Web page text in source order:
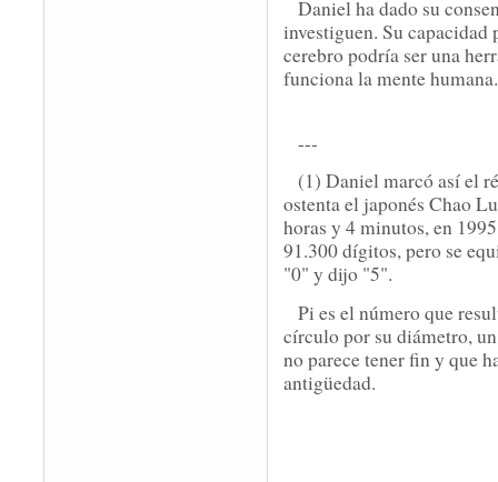
Daniel ha dado su
investiguen. Su capacidad
cerebro podría ser una
funciona la mente humana.
---
(1) Daniel marcó así el
ostenta el japonés Chao
horas y 4 minutos, en
91.300 dígitos, pero se
"0" y dijo "5".
Pi es el número que
círculo por su diámetro,
no parece tener fin y que
antigüedad.